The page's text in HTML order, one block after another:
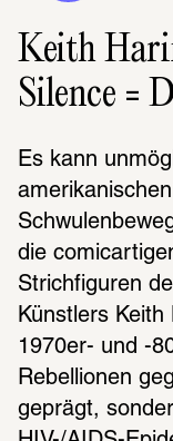
Keith
Silence =
Es kann
die
Strichfiguren
Künstlers
1970er- und -
Rebellionen
geprägt,